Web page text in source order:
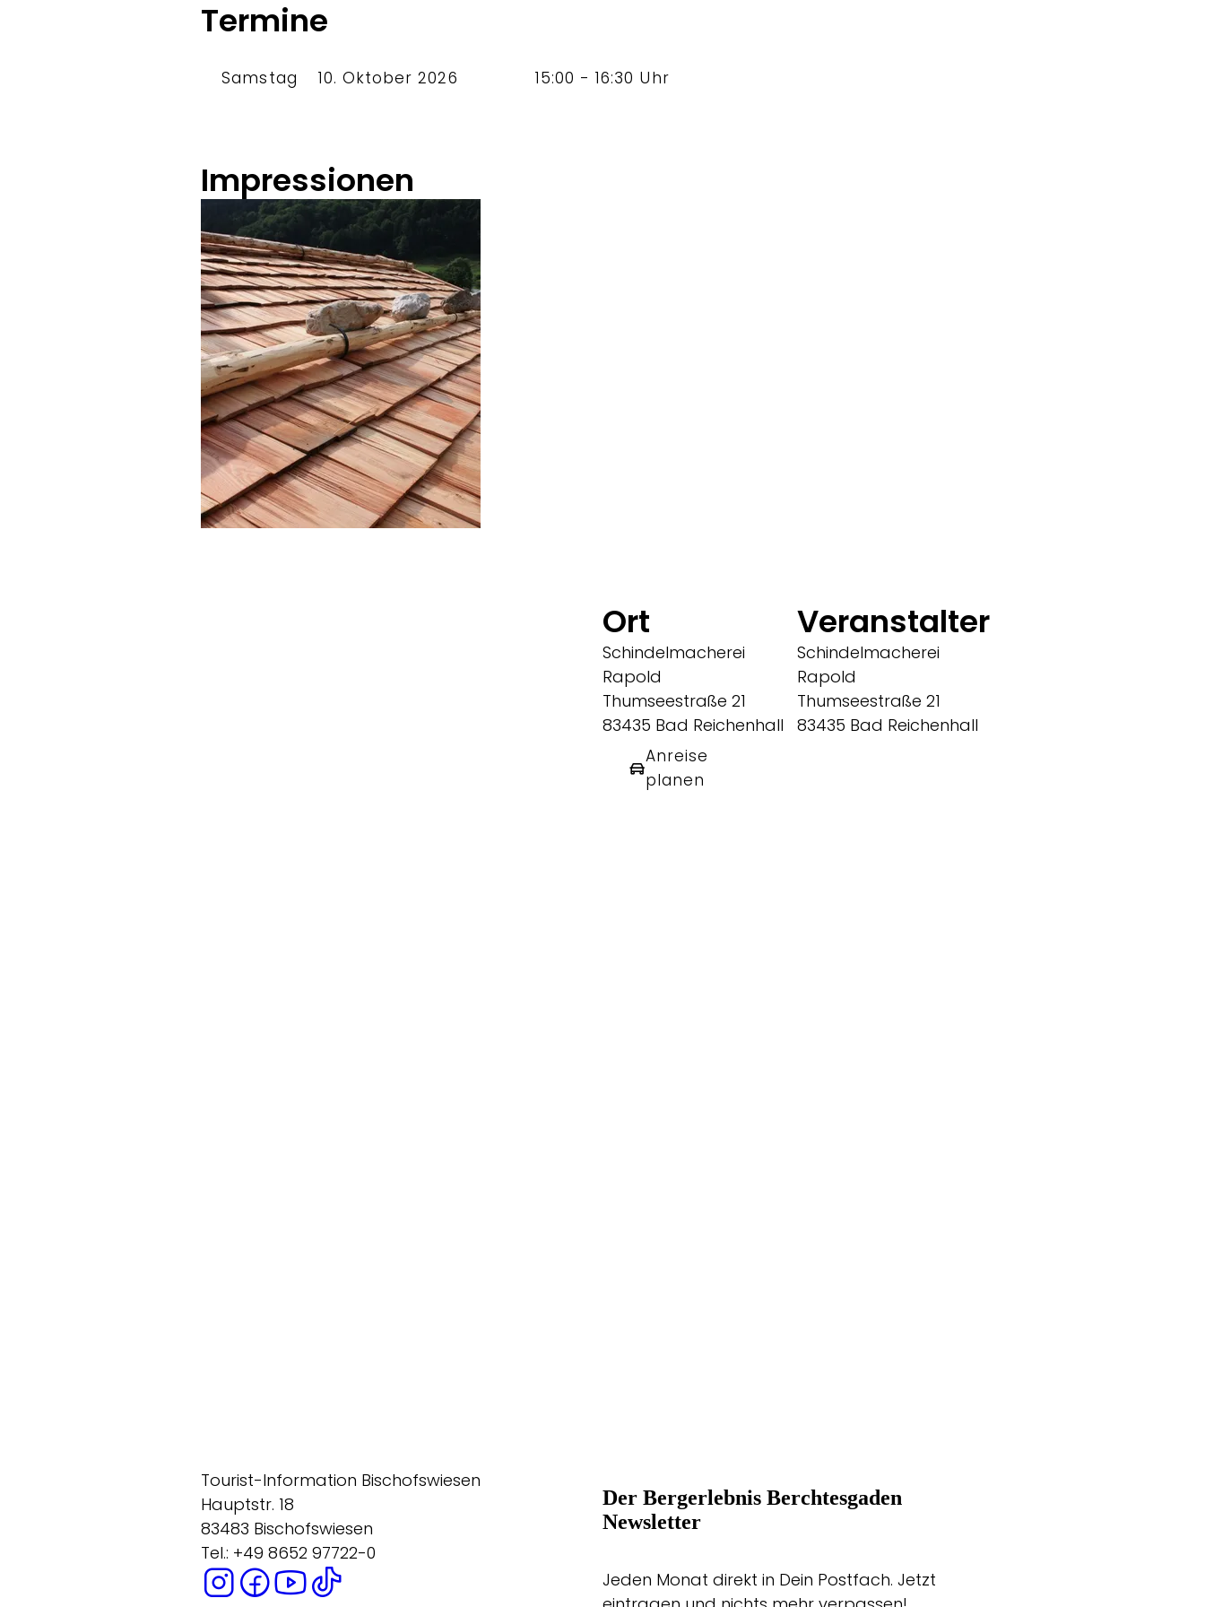
Termine
Samstag 10. Oktober 2026 15:00 - 16:30 Uhr
Impressionen
Ort
Schindelmacherei
Rapold
Thumseestraße 21
83435 Bad Reichenhall
Anreise
planen
Veranstalter
Schindelmacherei
Rapold
Thumseestraße 21
83435 Bad Reichenhall
Tourist-Information Bischofswiesen
Hauptstr. 18
83483 Bischofswiesen
Tel.: +49 8652 97722-0
Der Bergerlebnis Berchtesgaden
Newsletter
Jeden Monat direkt in Dein Postfach. Jetzt